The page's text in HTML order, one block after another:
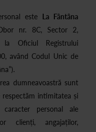
este La Fântâna
nr. 8C, Sector 2,
la Oficiul Registrului
având Codul Unic de
dumneavoastră sunt
respectăm intimitatea și
personal ale
clienți, angajaților,